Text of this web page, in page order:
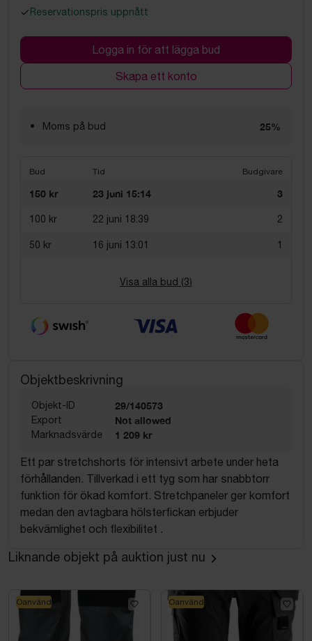
Reservationspris uppnått
Logga in för att lägga bud
Skapa ett konto
Moms på bud 25%
Bud Tid Budgivare
150 kr 23 juni 15:14 3
100 kr 22 juni 18:39 2
50 kr 16 juni 13:01 1
Visa alla bud (3)
Objektbeskrivning
Objekt-ID 29/140573
Export Not allowed
Marknadsvärde 1 209 kr
Ett par stretchshorts för intensivt arbete under heta
förhållanden. Tillverkad i ett tyg som har snabbtorr
funktion för ökad komfort. Stretchpaneler ger komfort
medan den avtagbara hölsterfickan erbjuder
bekvämlighet och flexibilitet .
Liknande objekt på auktion just nu
Oanvänd Oanvänd